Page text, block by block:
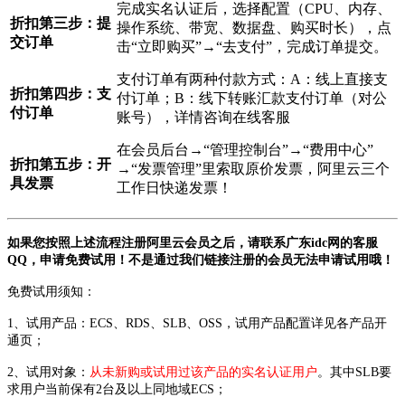
折扣第三步： 提
交订单
完成实名认证后，选择配置（CPU、内存、
操作系统、带宽、数据盘、购买时长），点
击“立即购买”→“去支付”，完成订单提交。
折扣第四步： 支
付订单
支付订单有两种付款方式：A：线上直接支
付订单；B：线下转账汇款支付订单（对公
账号），详情咨询在线客服
折扣第五步： 开
具发票
在会员后台→“管理控制台”→“费用中心”
→“发票管理”里索取原价发票，阿里云三个
工作日快递发票！
如果您按照上述流程注册阿里云会员之后，请联系广东idc网的客服
QQ，申请免费试用！不是通过我们链接注册的会员无法申请试用哦！
免费试用须知：
1、试用产品：ECS、RDS、SLB、OSS，试用产品配置详见各产品开
通页；
2、试用对象： 从未新购或试用过该产品的实名认证用户。其中SLB要
求用户当前保有2台及以上同地域ECS；